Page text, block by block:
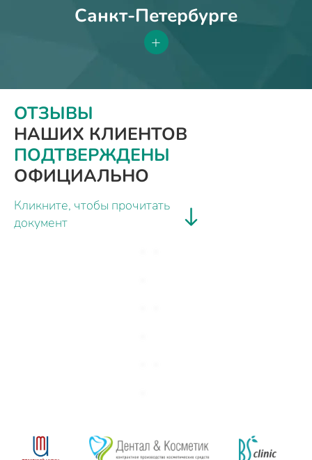
Санкт-Петербурге
+
ОТЗЫВЫ
НАШИХ КЛИЕНТОВ
ПОДТВЕРЖДЕНЫ
ОФИЦИАЛЬНО
Кликните, чтобы прочитать
документ